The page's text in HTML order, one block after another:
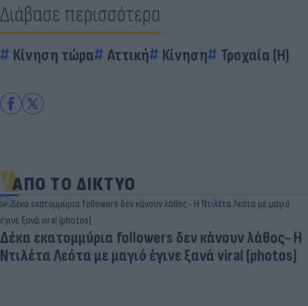
Διάβασε περισσότερα
Κίνηση τώρα Αττική Κίνηση Τροχαία (Η)
ΑΠΟ ΤΟ ΔΙΚΤΥΟ
Δέκα εκατομμύρια followers δεν κάνουν λάθος- Η
Ντιλέτα Λεότα με μαγιό έγινε ξανά viral (photos)